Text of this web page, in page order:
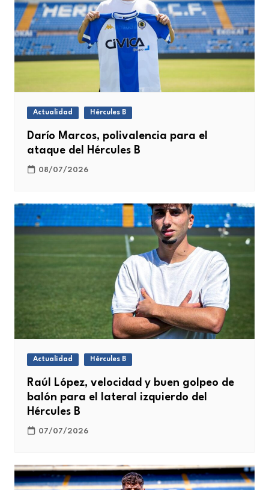
Actualidad Hércules B
Darío Marcos, polivalencia para el
ataque del Hércules B
08/07/2026
Actualidad Hércules B
Raúl López, velocidad y buen golpeo de
balón para el lateral izquierdo del
Hércules B
07/07/2026